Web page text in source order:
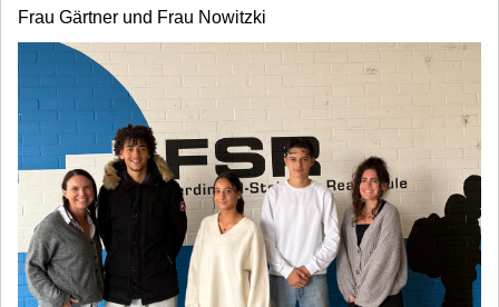
Frau Gärtner und Frau Nowitzki